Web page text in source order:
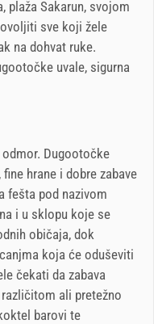
plaža Sakarun, svojom
sve koji žele
na dohvat ruke.
uvale, sigurna
Dugootočke
hrane i dobre zabave
fešta pod nazivom
i u sklopu koje se
običaja, dok
koja će oduševiti
čekati da zabava
ali pretežno
barovi te